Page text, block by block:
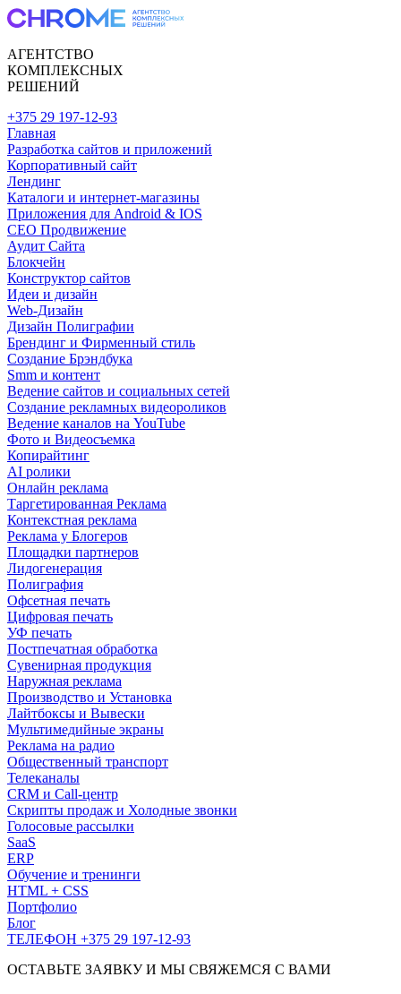
АГЕНТСТВО
КОМПЛЕКСНЫХ
РЕШЕНИЙ
+375 29 197-12-93
Главная
Разработка сайтов и приложений
Корпоративный сайт
Лендинг
Каталоги и интернет-магазины
Приложения для Android & IOS
CEO Продвижение
Аудит Сайта
Блокчейн
Конструктор сайтов
Идеи и дизайн
Web-Дизайн
Дизайн Полиграфии
Брендинг и Фирменный стиль
Создание Брэндбука
Smm и контент
Ведение сайтов и социальных сетей
Создание рекламных видеороликов
Ведение каналов на YouTube
Фото и Видеосъемка
Копирайтинг
AI ролики
Онлайн реклама
Таргетированная Реклама
Контекстная реклама
Реклама у Блогеров
Площадки партнеров
Лидогенерация
Полиграфия
Офсетная печать
Цифровая печать
УФ печать
Постпечатная обработка
Сувенирная продукция
Наружная реклама
Производство и Установка
Лайтбоксы и Вывески
Мультимедийные экраны
Реклама на радио
Общественный транспорт
Телеканалы
CRM и Call-центр
Скрипты продаж и Холодные звонки
Голосовые рассылки
SaaS
ERP
Обучение и тренинги
HTML + CSS
Портфолио
Блог
ТЕЛЕФОН +375 29 197-12-93
ОСТАВЬТЕ ЗАЯВКУ И МЫ СВЯЖЕМСЯ С ВАМИ